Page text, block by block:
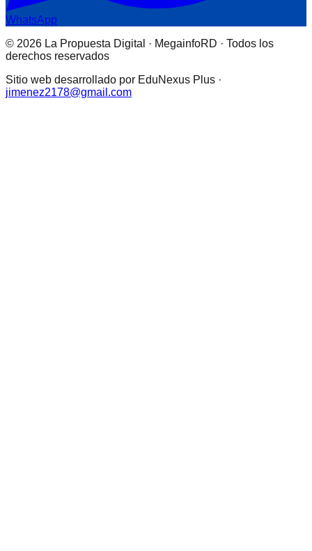
WhatsApp
© 2026 La Propuesta Digital · MegainfoRD · Todos los
derechos reservados
Sitio web desarrollado por EduNexus Plus ·
jimenez2178@gmail.com